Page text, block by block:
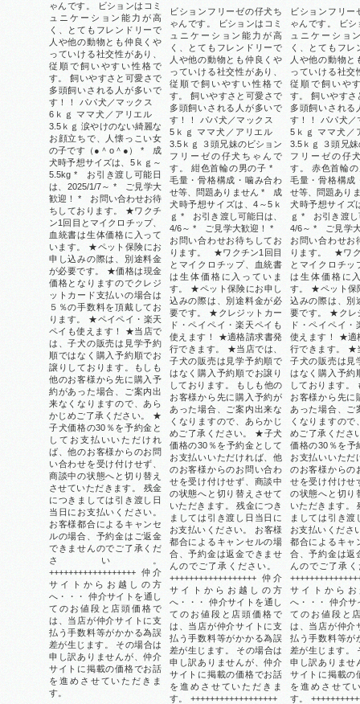
ゃんです。 ビションはコミ
ュニケーション能力が高
く、とてもフレンドリーで
人や他の動物とも仲良くや
っていける社交性があり、
従順で飼いやすい性格で
す。 飼いやすさと可愛さで
多頭飼いされる人が多いで
す！！ パパ犬／マックス
6ｋｇ ママ犬／アリエル
3.5ｋｇ 涙やけのない綺麗な
お顔立ちで、人懐っこい女
の子です（●＾o＾●） * 成
犬時予想サイズは、5ｋｇ～
5.5kg * お引き渡し可能日
は、2025/1/7～ * ご見学大
歓迎！ * お問い合わせお待
ちしております。 ★ワクチ
ン1回目とマイクロチップ、
血統書は生体価格に入って
います。 ★ペット保険にお
申し込みの際は、別途料金
が必要です。 ★価格は現金
価格となりますのでクレジ
ットカード支払いの場合は
５％の手数料を頂戴してお
ります。 ★ペイペイ・楽天
ペイも使えます！ ★当店で
は、子犬の販売は見学予約
順ではなく購入予約順でお
譲りしております。もしも
他のお客様から先に購入予
約があった場合、ご案内出
来なくなりますので、あら
かじめご了承ください。 ★
子犬価格の30％を予約金と
してお支払いいただけれ
ば、他のお客様からのお問
い合わせを受け付けせず、
商談中の状態へと切り替え
させていただきます。 残金
につきましては引き渡し日
当日にお支払いください。
お客様都合によるキャンセ
ルの場合、予約金はご返金
できませんのでご了承くだ
さい。
++++++++++++++++++ 仲介
サイトからお越しの方
へ・・・ 仲介サイトを通し
てのお値段と店頭価格で
は、当店が仲介サイトに支
払う手数料等がかかる為誤
差が生じます。 その場合は
申し訳ありませんが、仲介
サイトに掲載の価格でお話
を進めさせていただきま
す。
ビションフリーゼの仔犬ち
ゃんです。 ビションはコミ
ュニケーション能力が高
く、とてもフレンドリーで
人や他の動物とも仲良くや
っていける社交性があり、
従順で飼いやすい性格で
す。 飼いやすさと可愛さで
多頭飼いされる人が多いで
す！！ パパ犬／マックス
5ｋｇ ママ犬／アリエル
3.5ｋｇ ３頭兄妹のビション
フリーゼの仔犬ちゃんで
す。 紺色首輪の男の子 *
毛量・骨格構成・噛み合わ
せ等、問題ありません * 成
犬時予想サイズは、4～5ｋ
ｇ * お引き渡し可能日は、
4/6～ * ご見学大歓迎！ *
お問い合わせお待ちしてお
ります。 ★ワクチン1回目
とマイクロチップ、血統書
は生体価格に入っていま
す。 ★ペット保険にお申し
込みの際は、別途料金が必
要です。 ★クレジットカー
ド・ペイペイ・楽天ペイも
使えます！ ★適格請求書発
行できます。 ★当店では、
子犬の販売は見学予約順で
はなく購入予約順でお譲り
しております。 もしも他の
お客様から先に購入予約が
あった場合、ご案内出来な
くなりますので、あらかじ
めご了承ください。 ★子犬
価格の30％を予約金として
お支払いいただければ、他
のお客様からのお問い合わ
せを受け付けせず、商談中
の状態へと切り替えさせて
いただきます。 残金につき
ましては引き渡し日当日に
お支払いください。 お客様
都合によるキャンセルの場
合、予約金は返金できませ
んのでご了承ください。
++++++++++++++++++ 仲介
サイトからお越しの方
へ・・・ 仲介サイトを通し
てのお値段と店頭価格で
は、当店が仲介サイトに支
払う手数料等がかかる為誤
差が生じます。 その場合は
申し訳ありませんが、仲介
サイトに掲載の価格でお話
を進めさせていただきま
す。 ++++++++++++++++++
ビションフリー
ゃんです。 ビシ
ュニケーショ
く、とてもフレ
人や他の動物と
っていける社交
従順で飼いや
す。 飼いやすさ
多頭飼いされる
す！！ パパ犬
5ｋｇ ママ犬
3.5ｋｇ ３頭兄
フリーゼの仔
す。 赤色首輪
毛量・骨格構成
せ等、問題あり
犬時予想サイズ
ｇ * お引き渡し
4/6～ * ご見学
お問い合わせお
ります。 ★ワ
とマイクロチッ
は生体価格に
す。 ★ペット保
込みの際は、別
要です。 ★クレ
ド・ペイペイ・
使えます！ ★適
行できます。 ★
子犬の販売は見
はなく購入予約
しております。
お客様から先に
あった場合、ご
くなりますので
めご了承くださ
価格の30％を予
お支払いいただ
のお客様からの
せを受け付けせ
の状態へと切り
いただきます。
ましては引き渡
お支払いくださ
都合によるキャ
合、予約金は返
んのでご了承
サイトからお
へ・・・ 仲介サ
てのお値段と
は、当店が仲介
払う手数料等が
差が生じます。
申し訳ありませ
サイトに掲載の
を進めさせて
す。